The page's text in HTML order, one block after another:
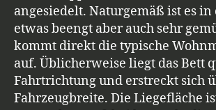
angesiedelt. Naturgemäß ist es in
etwas beengt aber auch sehr
kommt direkt die typische
auf. Üblicherweise liegt das Bett
Fahrtrichtung und erstreckt sich
Fahrzeugbreite. Die Liegefläche